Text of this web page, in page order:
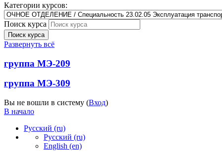
Категории курсов:
Поиск курса
Поиск курса
Развернуть всё
группа МЭ-209
группа МЭ-309
Вы не вошли в систему (Вход)
В начало
Русский ‎(ru)‎
Русский ‎(ru)‎
English ‎(en)‎